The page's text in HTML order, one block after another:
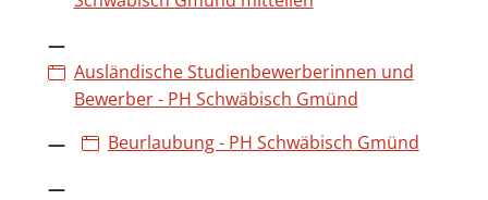
Ausländische Studienbewerberinnen und
Bewerber - PH Schwäbisch Gmünd
Beurlaubung - PH Schwäbisch Gmünd